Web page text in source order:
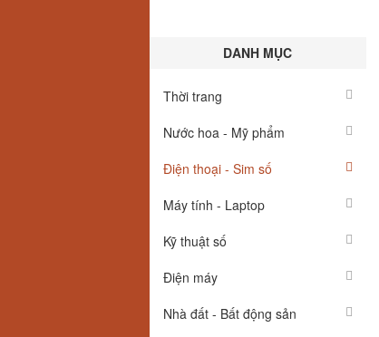
DANH MỤC
Thời trang
Nước hoa - Mỹ phẩm
Điện thoại - Sim số
Máy tính - Laptop
Kỹ thuật số
Điện máy
Nhà đất - Bất động sản